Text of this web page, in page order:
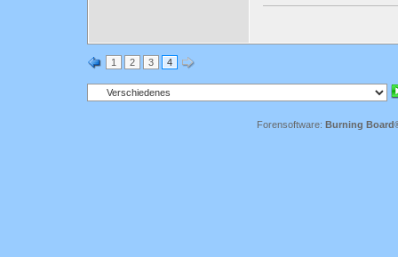
1 2 3 4
Forensoftware: Burning